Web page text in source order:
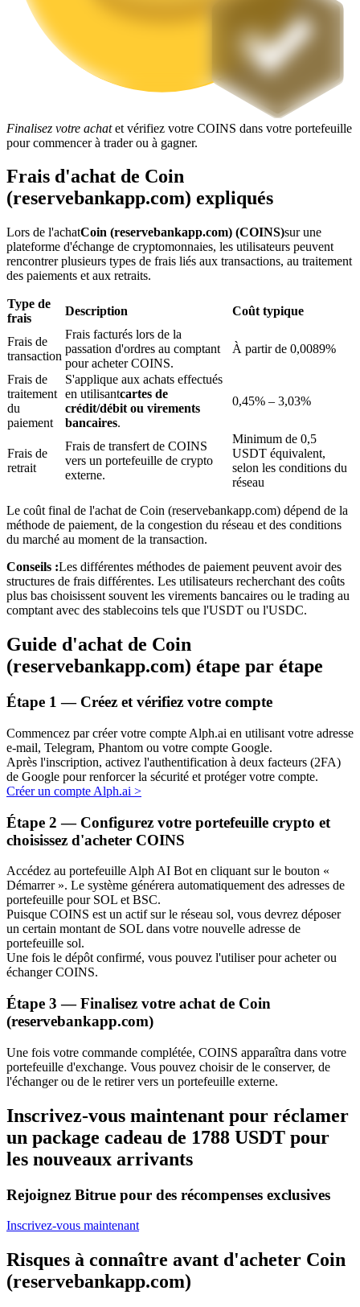
Des investissements exclusifs pour les détenteurs de BTR
Prêts
Service d'emprunt adossé à des cryptomonnaies
Obtenez des bénéfices à long terme et des intérêts flexibles
Découvrez comment gagner un revenu passif
Bitrue
AI
Partenaires Bitrue
Jusqu'à 65 % de commissions !
Parrainage
Invitez un ami pour recevoir des récompenses en espèces
BTC Welcome Rewards
Finalisez votre achatet vérifiez votre COINS dans votre portefeuille
pour commencer à trader ou à gagner.
Frais d'achat de Coin
(reservebankapp.com) expliqués
Lors de l'achatCoin (reservebankapp.com) (COINS)sur une
plateforme d'échange de cryptomonnaies, les utilisateurs peuvent
rencontrer plusieurs types de frais liés aux transactions, au traitement
des paiements et aux retraits.
Type de
frais
Description Coût typique
Frais de
transaction
Frais facturés lors de la
passation d'ordres au comptant
pour acheter COINS.
À partir de 0,0089%
Frais de
traitement
du
paiement
S'applique aux achats effectués
en utilisantcartes de
crédit/débit ou virements
bancaires.
0,45% – 3,03%
Frais de
retrait
Frais de transfert de COINS
vers un portefeuille de crypto
externe.
Minimum de 0,5
USDT équivalent,
selon les conditions du
réseau
Le coût final de l'achat de Coin (reservebankapp.com) dépend de la
méthode de paiement, de la congestion du réseau et des conditions
du marché au moment de la transaction.
Conseils :Les différentes méthodes de paiement peuvent avoir des
structures de frais différentes. Les utilisateurs recherchant des coûts
plus bas choisissent souvent les virements bancaires ou le trading au
comptant avec des stablecoins tels que l'USDT ou l'USDC.
Guide d'achat de Coin
(reservebankapp.com) étape par étape
Étape 1 — Créez et vérifiez votre compte
Commencez par créer votre compte Alph.ai en utilisant votre adresse
e-mail, Telegram, Phantom ou votre compte Google.
Après l'inscription, activez l'authentification à deux facteurs (2FA)
de Google pour renforcer la sécurité et protéger votre compte.
Créer un compte Alph.ai >
Étape 2 — Configurez votre portefeuille crypto et
choisissez d'acheter COINS
Accédez au portefeuille Alph AI Bot en cliquant sur le bouton «
Démarrer ». Le système générera automatiquement des adresses de
portefeuille pour SOL et BSC.
Puisque COINS est un actif sur le réseau sol, vous devrez déposer
un certain montant de SOL dans votre nouvelle adresse de
portefeuille sol.
Une fois le dépôt confirmé, vous pouvez l'utiliser pour acheter ou
échanger COINS.
Étape 3 —Finalisez votre achat de Coin
(reservebankapp.com)
Une fois votre commande complétée, COINS apparaîtra dans votre
portefeuille d'exchange. Vous pouvez choisir de le conserver, de
l'échanger ou de le retirer vers un portefeuille externe.
Inscrivez-vous maintenant pour réclamer
un package cadeau de 1788 USDT pour
les nouveaux arrivants
Rejoignez Bitrue pour des récompenses exclusives
Inscrivez-vous maintenant
Risques à connaître avant d'acheter Coin
(reservebankapp.com)